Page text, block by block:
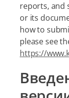
reports, and
or its
how to
please see
https://